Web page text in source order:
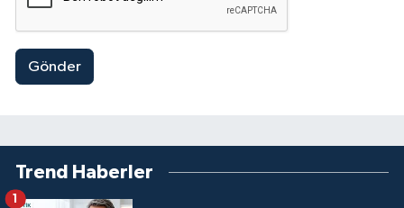
Gönder
Trend Haberler
1